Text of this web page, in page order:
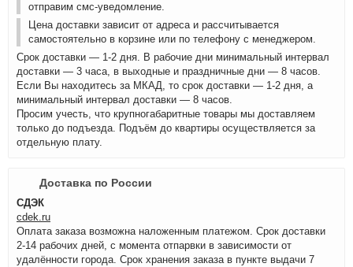
отправим смс-уведомление.
Цена доставки зависит от адреса и рассчитывается
самостоятельно в корзине или по телефону с менеджером.
Срок доставки — 1-2 дня. В рабочие дни минимальный интервал
доставки — 3 часа, в выходные и праздничные дни — 8 часов.
Если Вы находитесь за МКАД, то срок доставки — 1-2 дня, а
минимальный интервал доставки — 8 часов.
Просим учесть, что крупногабаритные товары мы доставляем
только до подъезда. Подъём до квартиры осуществляется за
отдельную плату.
Доставка по России
СДЭК
cdek.ru
Оплата заказа возможна наложенным платежом. Срок доставки
2-14 рабочих дней, с момента отпарвки в зависимости от
удалённости города. Срок хранения заказа в пункте выдачи 7